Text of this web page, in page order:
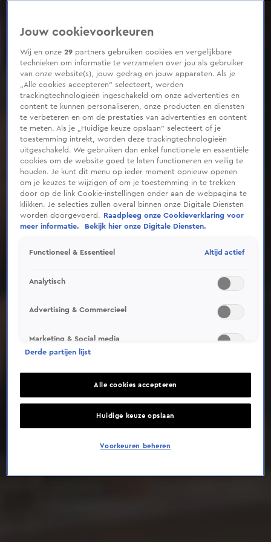
0
second
Deze video is niet beschikbaar op je huidige locatie
Jouw cookievoorkeuren
Wij en onze29 partners gebruiken cookies en vergelijkbare
technieken om informatie te verzamelen over jou als gebruiker
van onze website(s), jouw gedrag en jouw apparaten. Als je
„Alle cookies accepteren” selecteert, worden
trackingtechnologieën ingeschakeld om onze advertenties en
content te kunnen personaliseren, onze producten en diensten
te verbeteren en om de prestaties van advertenties en content
te meten. Als je „Huidige keuze opslaan” selecteert of je
toestemming intrekt, worden deze trackingtechnologieën
uitgeschakeld. We gebruiken dan enkel functionele en essentiële
cookies om de website goed te laten functioneren en veilig te
houden. Je kunt dit menu op ieder moment opnieuw openen
om je keuzes te wijzigen of om je toestemming in te trekken
door op de link Cookie-instellingen onder aan de webpagina te
klikken. Je selecties zullen overal binnen onze Digitale Diensten
worden doorgevoerd.
Raadpleeg onze Cookieverklaring voor
meer informatie.
Bekijk hier onze Digitale Diensten.
Functioneel & Essentieel Altijd actief
Analytisch
Advertising & Commercieel
Marketing & Social media
Derde partijen lijst
Alle cookies accepteren
Huidige keuze opslaan
Voorkeuren beheren